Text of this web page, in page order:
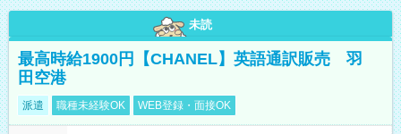
未読
最高時給1900円【CHANEL】英語通訳販売 羽
田空港
派遣 職種未経験OK WEB登録・面接OK